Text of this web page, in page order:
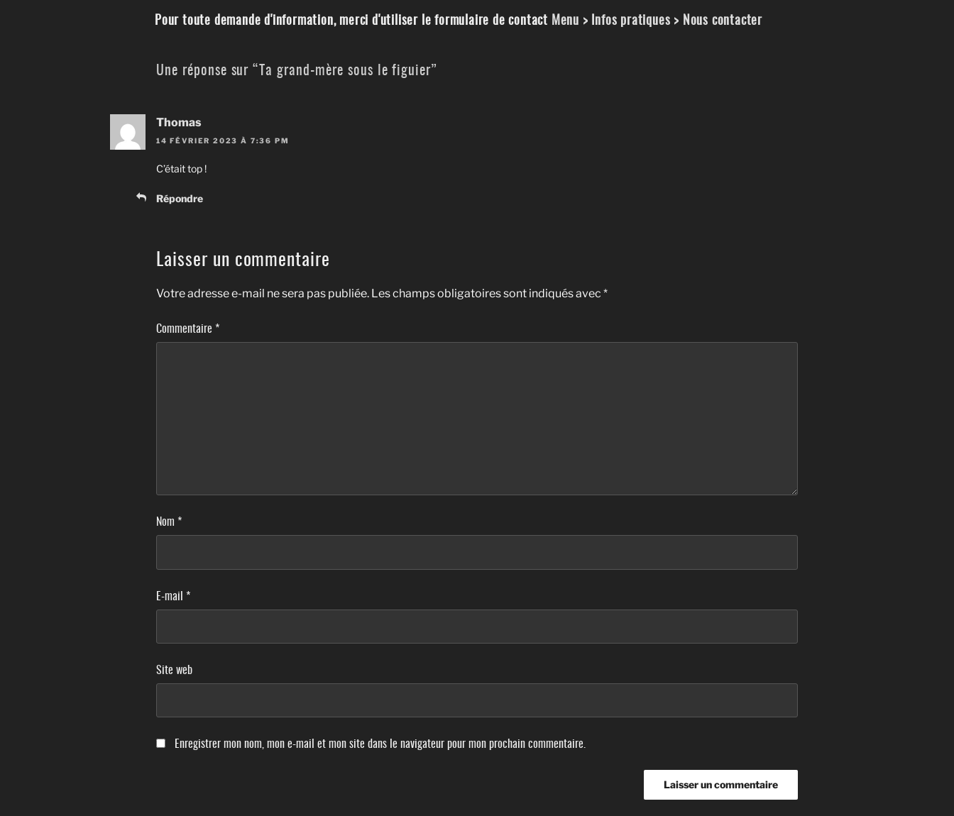
Pour toute demande d'information, merci d'utiliser le formulaire de contact Menu > Infos pratiques > Nous contacter
Une réponse sur “Ta grand-mère sous le figuier”
Thomas
14 FÉVRIER 2023 À 7:36 PM
C’était top !
Répondre
Laisser un commentaire
Votre adresse e-mail ne sera pas publiée. Les champs obligatoires sont indiqués avec *
Commentaire *
Nom *
E-mail *
Site web
Enregistrer mon nom, mon e-mail et mon site dans le navigateur pour mon prochain commentaire.